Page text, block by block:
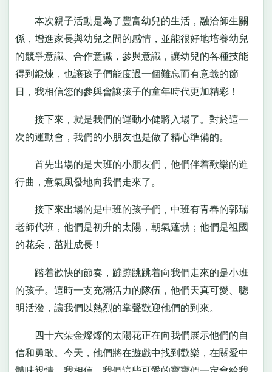
本次親子活動是為了豐富幼兒的生活，融洽師生關
係，增進家長與幼兒之間的感情，並能很好地培養幼兒
的競爭意識、合作意識，參與意識，讓幼兒的各種技能
得到鍛煉，也讓孩子們能度過一個難忘而有意義的節
日，我相信您的參與會讓孩子的童年時代更加精彩！
接下來，就是我們的運動小健將入場了。對於這一
次的運動會，我們的小朋友也是做了精心準備的。
首先出場的是大班的小朋友們，他們伴着歡樂的進
行曲，意氣風發地向我們走來了。
接下來出場的是中班的孩子們，中班有青春的郭瑞
老師代班，他們是初升的太陽，朝氣蓬勃；他們是祖國
的花朵，茁壯成長！
踏着歡快的節奏，蹦蹦跳跳着向我們走來的是小班
的孩子。這時一支充滿活力的隊伍，他們天真可愛、聰
明活潑，讓我們以熱烈的掌聲歡迎他們的到來。
四十六朵金燦燦的太陽花正在向我們展示他們的自
信和勇敢。今天，他們將在遊戲中找到歡樂，在關愛中